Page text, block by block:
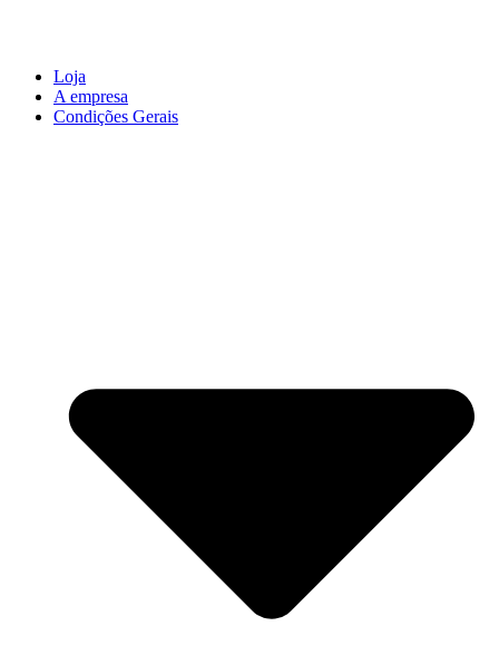
Loja
A empresa
Condições Gerais